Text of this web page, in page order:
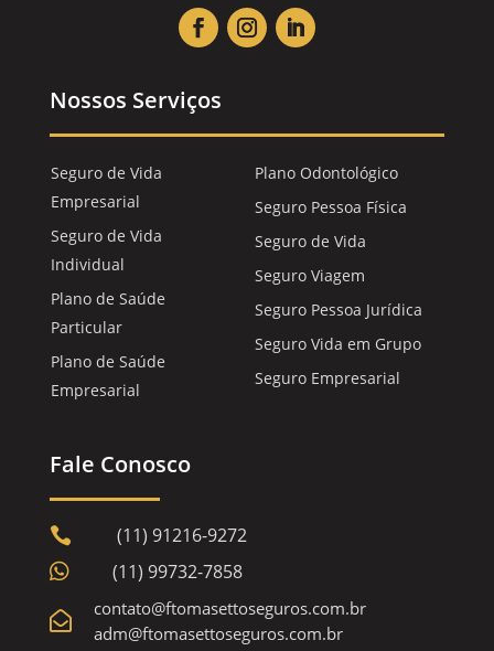
Nossos Serviços
Seguro de Vida
Empresarial
Seguro de Vida
Individual
Plano de Saúde
Particular
Plano de Saúde
Empresarial
Plano Odontológico
Seguro Pessoa Física
Seguro de Vida
Seguro Viagem
Seguro Pessoa Jurídica
Seguro Vida em Grupo
Seguro Empresarial
Fale Conosco
 (11) 91216-9272
 (11) 99732-7858

contato@ftomasettoseguros.com.br
adm@ftomasettoseguros.com.br